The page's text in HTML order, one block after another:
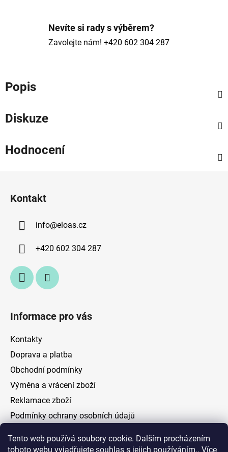
Tento web používá soubory cookie. Dalším procházením
tohoto webu vyjadřujete souhlas s jejich používáním.. Více
Nevíte si rady s výběrem?
Zavolejte nám! +420 602 304 287
Popis
Diskuze
Hodnocení
Kontakt
info@eloas.cz
+420 602 304 287
Informace pro vás
Kontakty
Doprava a platba
Obchodní podmínky
Výměna a vrácení zboží
Reklamace zboží
Podmínky ochrany osobních údajů